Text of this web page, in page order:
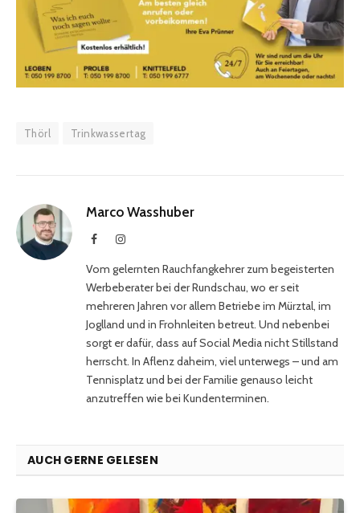
Thörl Trinkwassertag
Marco Wasshuber
FacebookInstagram
Vom gelernten Rauchfangkehrer zum begeisterten
Werbeberater bei der Rundschau, wo er seit
mehreren Jahren vor allem Betriebe im Mürztal, im
Joglland und in Frohnleiten betreut. Und nebenbei
sorgt er dafür, dass auf Social Media nicht Stillstand
herrscht. In Aflenz daheim, viel unterwegs – und am
Tennisplatz und bei der Familie genauso leicht
anzutreffen wie bei Kundenterminen.
AUCH GERNE GELESEN